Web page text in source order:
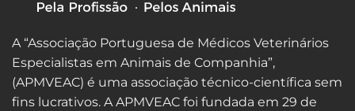
A “Associação Portuguesa de Médicos Veterinários
Especialistas em Animais de Companhia”,
(APMVEAC) é uma associação técnico-científica sem
fins lucrativos. A APMVEAC foi fundada em 29 de